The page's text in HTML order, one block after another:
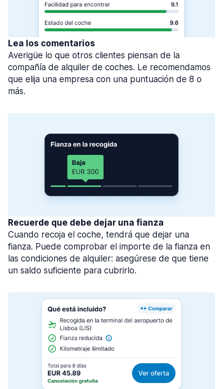
Lea los comentarios
Averigüe lo que otros clientes piensan de la
compañía de alquiler de coches. Le recomendamos
que elija una empresa con una puntuación de 8 o
más.
Recuerde que debe dejar una fianza
Cuando recoja el coche, tendrá que dejar una
fianza. Puede comprobar el importe de la fianza en
las condiciones de alquiler: asegúrese de que tiene
un saldo suficiente para cubrirlo.